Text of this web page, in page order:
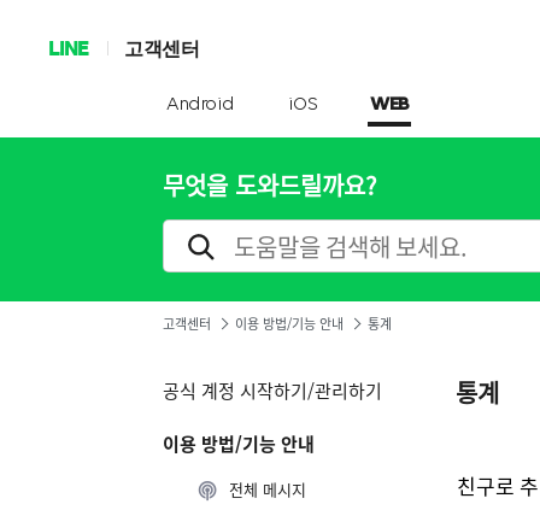
LINE 고객센터
Android iOS WEB
무엇을 도와드릴까요?
고객센터 이용 방법/기능 안내 통계
공식 계정 시작하기/관리하기
이용 방법/기능 안내
전체 메시지
통계
친구로